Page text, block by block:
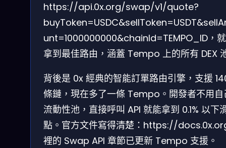
https://api.0x.org/swap/v1/quote?
unt=1000000000&chainId=TEMPO_ID，
拿到最佳路由，涵蓋 Tempo 上的所有 DEX
背後是 0x 經典的智能訂單路由引擎，支援
條鏈，現在多了一條 Tempo。開發者不用自
流動性池，直接呼叫 API 就能拿到 0.1% 以下
點。官方文件寫得清楚：https://
裡的 Swap API 章節已更新 Tempo 支援。